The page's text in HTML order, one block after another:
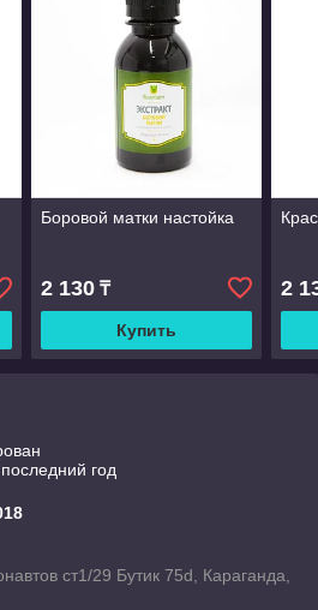
Боровой матки настойка
2 130₸
Купить
2
год
ст1/29 Бутик 75d, Караганда,